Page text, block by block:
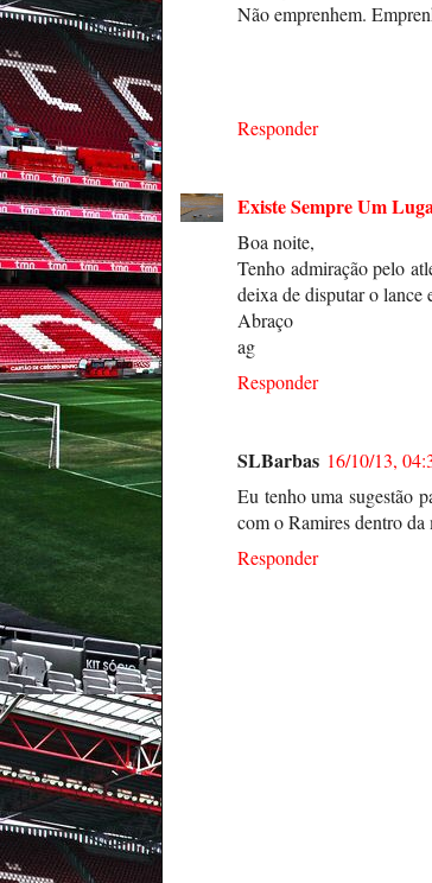
Não emprenhem.
Responder
Existe Sempre Um
Boa noite,
Tenho admiração pelo
deixa de disputar o lance
Abraço
ag
Responder
SLBarbas 16/10/13,
Eu tenho uma sugestão
com o Ramires dentro
Responder